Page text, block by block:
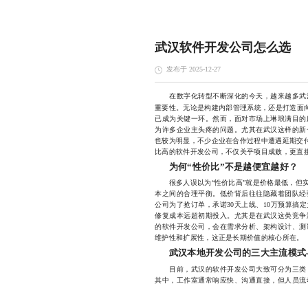
武汉软件开发公司怎么选
发布于 2025-12-27
在数字化转型不断深化的今天，越来越多武
重要性。无论是构建内部管理系统，还是打造面
已成为关键一环。然而，面对市场上琳琅满目
为许多企业主头疼的问题。尤其在武汉这样的
也较为明显，不少企业在合作过程中遭遇延期交
比高的软件开发公司，不仅关乎项目成败，更直
为何“性价比”不是越便宜越好？
很多人误以为“性价比高”就是价格最低，但
本之间的合理平衡。低价背后往往隐藏着团队
公司为了抢订单，承诺30天上线、10万预算搞
修复成本远超初期投入。尤其是在武汉这类竞
的软件开发公司，会在需求分析、架构设计、
维护性和扩展性，这正是长期价值的核心所在。
武汉本地开发公司的三大主流模
目前，武汉的软件开发公司大致可分为三类
其中，工作室通常响应快、沟通直接，但人员